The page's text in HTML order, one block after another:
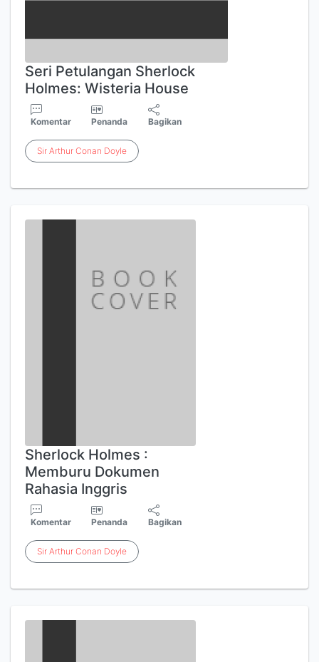
Seri Petulangan Sherlock
Holmes: Wisteria House
Komentar Penanda Bagikan
Sir Arthur Conan Doyle
Sherlock Holmes :
Memburu Dokumen
Rahasia Inggris
Komentar Penanda Bagikan
Sir Arthur Conan Doyle